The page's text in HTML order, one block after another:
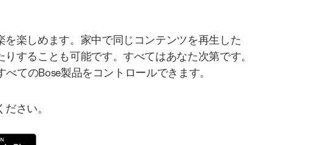
楽しめます。家中で同じコンテンツを再生した
することも可能です。すべてはあなた次第です。
てのBose製品をコントロールできます。
さい。